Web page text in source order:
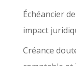
Échéancier
impact
Créance